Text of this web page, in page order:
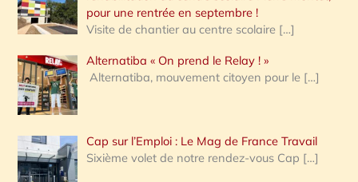
pour une rentrée en septembre !
Visite de chantier au centre scolaire […]
Alternatiba « On prend le Relay ! »
Alternatiba, mouvement citoyen pour le […]
Cap sur l’Emploi : Le Mag de France Travail
Sixième volet de notre rendez-vous Cap […]